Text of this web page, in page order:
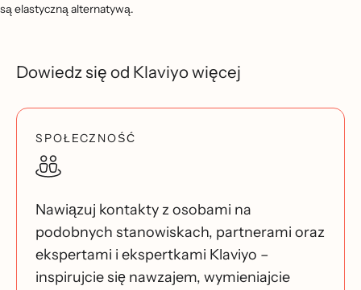
są elastyczną alternatywą.
Dowiedz się od Klaviyo więcej
SPOŁECZNOŚĆ
Nawiązuj kontakty z osobami na
podobnych stanowiskach, partnerami oraz
ekspertami i ekspertkami Klaviyo –
inspirujcie się nawzajem, wymieniajcie